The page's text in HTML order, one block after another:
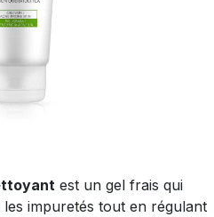
est un gel frais qui
impuretés tout en régulant